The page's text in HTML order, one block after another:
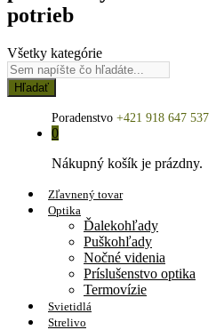
potrieb
Všetky kategórie
Hľadať
Poradenstvo +421 918 647 537
0
Nákupný košík je prázdny.
Zľavnený tovar
Optika
Ďalekohľady
Puškohľady
Nočné videnia
Príslušenstvo optika
Termovízie
Svietidlá
Strelivo